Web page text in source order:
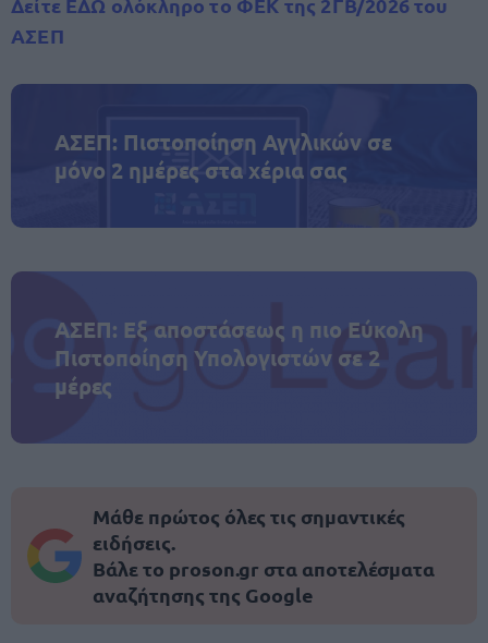
ΑΣΕΠ
ΑΣΕΠ: Πιστοποίηση Αγγλικών σε
μόνο 2 ημέρες στα χέρια σας
ΑΣΕΠ: Εξ αποστάσεως η πιο Εύκολη
Πιστοποίηση Υπολογιστών σε 2
μέρες
Μάθε πρώτος όλες τις σημαντικές
ειδήσεις.
Βάλε το proson.gr στα αποτελέσματα
αναζήτησης της Google